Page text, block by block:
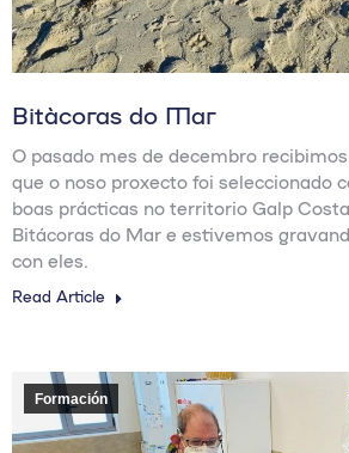
Bitácoras do Mar
O pasado mes de decembro
que o noso proxecto foi seleccionado
boas prácticas no territorio Galp
Bitácoras do Mar e estivemos
con eles.
Read Article
Formación